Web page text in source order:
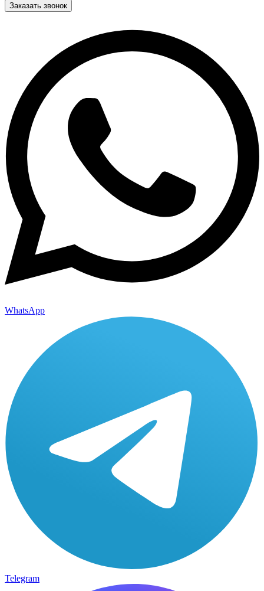
Заказать звонок
WhatsApp
Telegram